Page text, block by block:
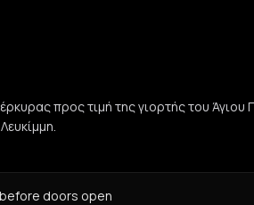
προς τιμή της γιορτής του
doors open